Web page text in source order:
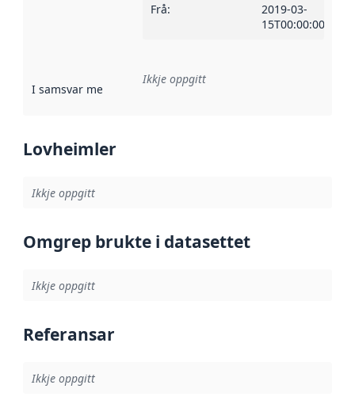
Frå:
2019-03-
15T00:00:00Z
I samsvar med Referanse til ei implementeringsregel eller
Ikkje oppgitt
Lovheimler
Ikkje oppgitt
Omgrep brukte i datasettet
Ikkje oppgitt
Referansar
Ikkje oppgitt